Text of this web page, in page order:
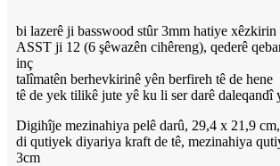
bi lazerê ji basswood stûr 3mm hatiye
ASST ji 12 (6 şêwazên cihêreng), qederê
inç
talîmatên berhevkirinê yên berfireh tê de hene
tê de yek tilikê jute yê ku li ser darê daleqandî
Digihîje mezinahiya pelê darû, 29,4 x 21,9
di qutiyek diyariya kraft de tê, mezinahiya
3cm